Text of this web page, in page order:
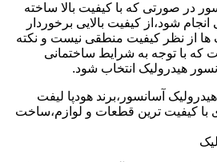
در صورتی که با کیفیت بالا ساخته
شود،از کیفیت بالایی برخوردار
ها از نظر کیفیت منطقی نیست و نکته
با توجه به شرایط ساختمانی
هیدرولیک انتخاب شود.
آسانسور،برند هودپا لیفت
با کیفیت ترین قطعات و لوازم،ساخت